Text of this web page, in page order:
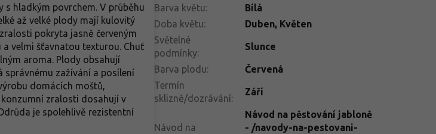
s hladkým povrchem. V průběhu
až velké plody mají kulovitý
pokryta jasně červeným
a velmi šťavnatou texturou. Chuť
aroma. Plody obsahují
správnému zažívání a posílení
domácích moštů,
zralosti dosahují v
je spolehlivě rezistentní
Barva květu:
Bílá
Doba květu:
Duben, Květen
Světelné
podmínky:
Slunce
Barva plodu:
Červená
Termín
sklizně/dozrávání:
Září
Návod na
Návod na pěstování jabloně
- /navody-na-pestovani-